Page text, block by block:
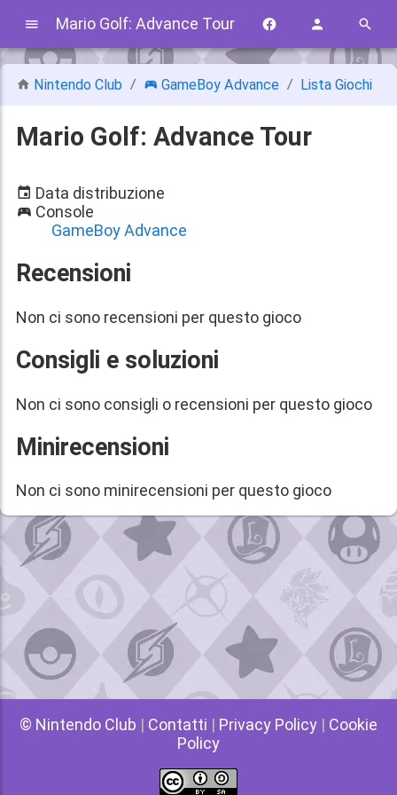
Mario Golf: Advance Tour
Nintendo Club GameBoy Advance Lista Giochi
Mario Golf: Advance Tour
Data distribuzione
Console
GameBoy Advance
Recensioni
Non ci sono recensioni per questo gioco
Consigli e soluzioni
Non ci sono consigli o recensioni per questo gioco
Minirecensioni
Non ci sono minirecensioni per questo gioco
© Nintendo Club | Contatti | Privacy Policy | Cookie
Policy